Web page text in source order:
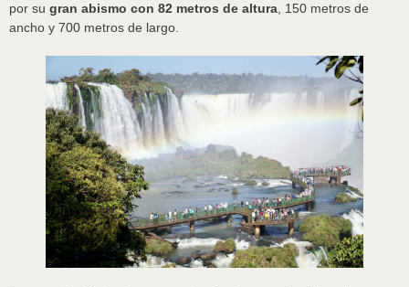
por su gran abismo con 82 metros de altura, 150 metros de
ancho y 700 metros de largo.